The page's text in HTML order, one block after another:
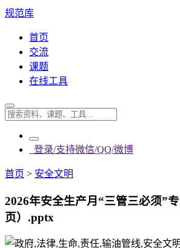
规范库
首页
交流
课题
在线工具
登录/支持微信/QQ/微博
首页 > 安全文明
2026年安全生产月“三管三必须”
页）.pptx